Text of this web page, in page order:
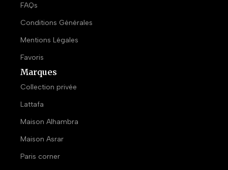
FAQs
Conditions Générales
Mentions Légales
Favoris
Marques
Collection privée
Lattafa
Maison Alhambra
Maison Asrar
Paris corner